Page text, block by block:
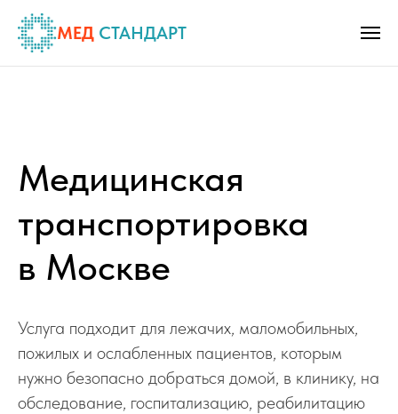
МЕД СТАНДАРТ
Медицинская
транспортировка
в Москве
Услуга подходит для лежачих, маломобильных,
пожилых и ослабленных пациентов, которым
нужно безопасно добраться домой, в клинику, на
обследование, госпитализацию, реабилитацию